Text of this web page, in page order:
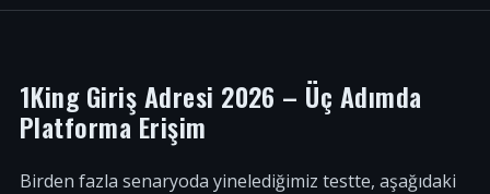
1King Giriş Adresi 2026 – Üç Adımda
Platforma Erişim
Birden fazla senaryoda yinelediğimiz testte, aşağıdaki